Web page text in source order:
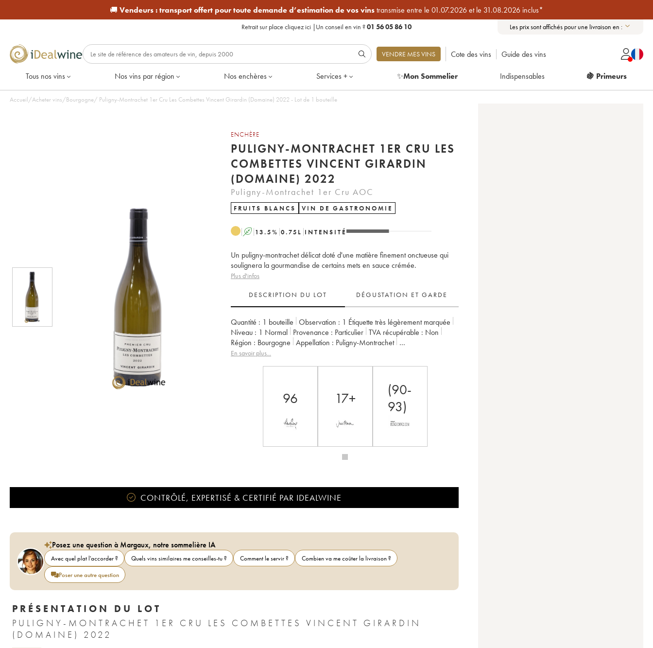
🚚 Vendeurs :transport offert pour toute demande d’estimation de vos vinstransmise entre le 01.07.2026 et le 31.08.2026 inclus*
Retrait sur place cliquez ici | Un conseil en vin ?01 56 05 86 10 Les prix sont affichés pour une livraison en :
VENDRE MES VINS Cote des vins Guide des vins
Tous nos vins Nos vins par région Nos enchères Services + ✨Mon Sommelier Indispensables 🍇 Primeurs
Accueil/Acheter vins/Bourgogne/ Puligny-Montrachet 1er Cru Les Combettes Vincent Girardin (Domaine) 2022 - Lot de 1 bouteille
ENCHÈRE
PULIGNY-MONTRACHET 1ER CRU LES
COMBETTES VINCENT GIRARDIN
(DOMAINE) 2022
Puligny-Montrachet 1er Cru AOC
FRUITS BLANCS VIN DE GASTRONOMIE
A 13.5% 0.75 L INTENSITÉ
Un puligny-montrachet délicat doté d'une matière finement onctueuse qui
soulignera la gourmandise de certains mets en sauce crémée.
Plus d'infos
DESCRIPTION DU LOT DÉGUSTATION ET GARDE
Quantité : 1 bouteille Observation : 1 Étiquette très légèrement marquée
Niveau : 1 Normal Provenance : particulier TVA récupérable :
non
Région :
Bourgogne Appellation :
Puligny-Montrachet
Classement :
En savoir plus...
96 17+
(90-
93)
CONTRÔLÉ, EXPERTISÉ & CERTIFIÉ PAR IDEALWINE
Posez une question à Margaux, notre sommelière IA
Avec quel plat l'accorder ? Quels vins similaires me conseilles-tu ? Comment le servir ?
Combien va me coûter la livraison ?
Poser une autre question
PRÉSENTATION DU LOT
PULIGNY-MONTRACHET 1ER CRU LES COMBETTES VINCENT GIRARDIN
(DOMAINE) 2022